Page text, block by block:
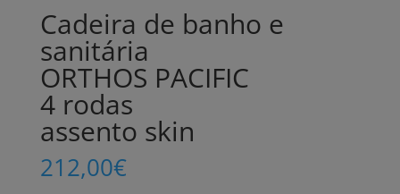
Cadeira de banho e
sanitária
ORTHOS PACIFIC
4 rodas
assento skin
212,00€